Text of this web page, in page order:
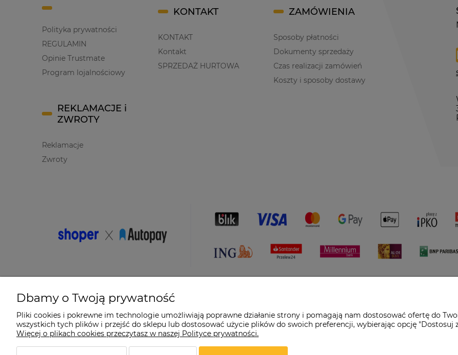
Polityka prywatności
REGULAMIN
Opinie Trustmate
Program lojalnościowy
KONTAKT
KONTAKT
Kontakt
SPRZEDAŻ HURTOWA
ZAMÓWIENIA
Sposoby płatności
Dokumenty sprzedaży
Czas realizacji zamówień
Koszty i sposoby dostawy
REKLAMACJE i
ZWROTY
Reklamacje
Zwroty
© 2026 suprabike.pl. Wszelkie prawa zastrzeżone.
Dbamy o Twoją prywatność
Pliki cookies i pokrewne im technologie umożliwiają poprawne działanie strony i pomagają nam dostosować ofertę do
wszystkich tych plików i przejść do sklepu lub dostosować użycie plików do swoich preferencji, wybierając opcję "Dostosuj
Więcej o plikach cookies przeczytasz w naszej Polityce prywatności.